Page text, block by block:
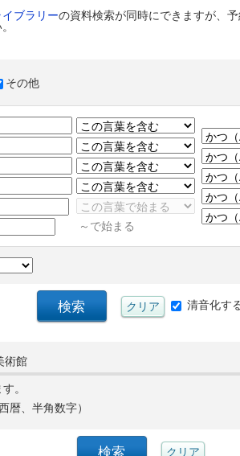
ブラリーの資料検索が同時にできますが、予
その他
～で始まる
清音化す
術館
。
暦、半角数字）